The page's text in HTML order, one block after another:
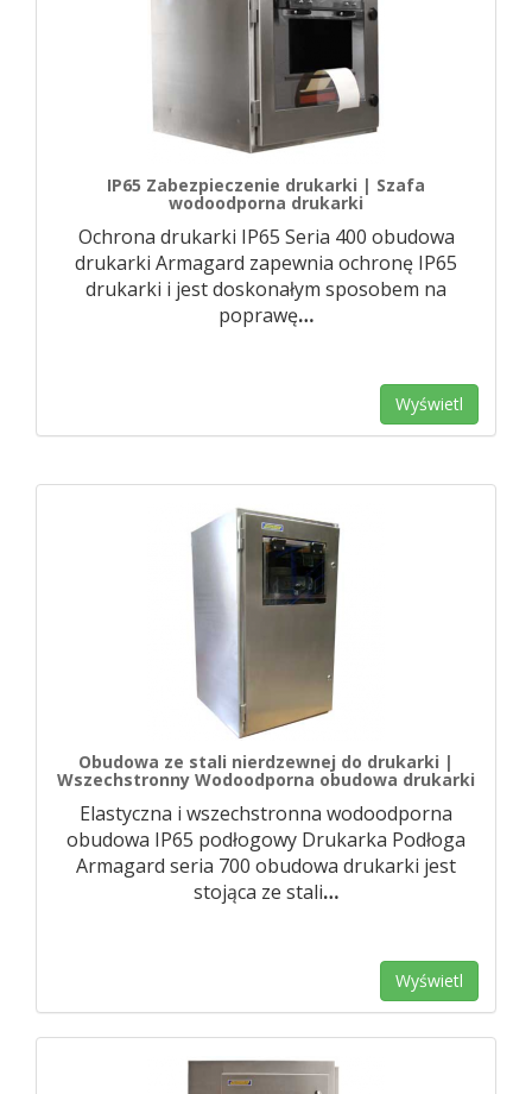
IP65 Zabezpieczenie drukarki | Szafa
wodoodporna drukarki
Ochrona drukarki IP65 Seria 400 obudowa
drukarki Armagard zapewnia ochronę IP65
drukarki i jest doskonałym sposobem na
poprawę…
Wyświetl
Obudowa ze stali nierdzewnej do drukarki |
Wszechstronny Wodoodporna obudowa drukarki
Elastyczna i wszechstronna wodoodporna
obudowa IP65 podłogowy Drukarka Podłoga
Armagard seria 700 obudowa drukarki jest
stojąca ze stali…
Wyświetl